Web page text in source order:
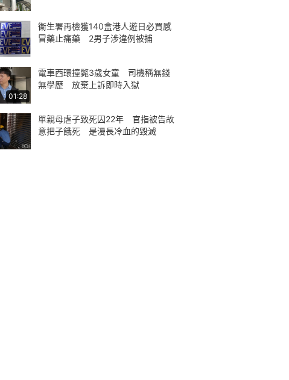
衞生署再檢獲140盒港人遊日必買感
冒藥止痛藥 2男子涉違例被捕
01:28
電車西環撞斃3歲女童 司機稱無錢
無學歷 放棄上訴即時入獄
單親母虐子致死囚22年 官指被告故
意把子餓死 是漫長冷血的毀滅